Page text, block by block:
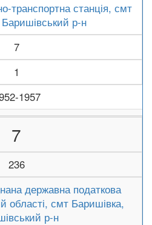
транспортна станція, смт
р-н
7
1
1957
7
236
державна податкова
області, смт Баришівка,
р-н